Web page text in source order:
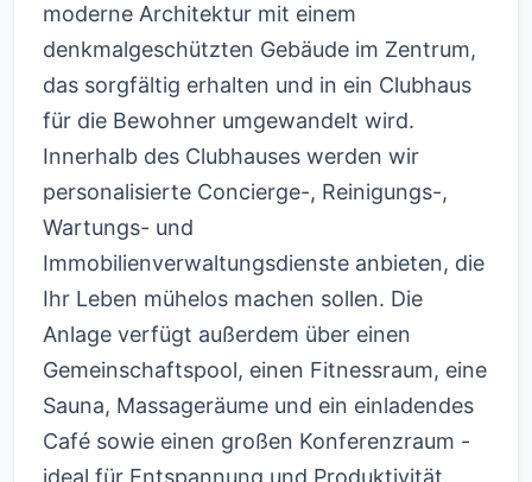
moderne Architektur mit einem
denkmalgeschützten Gebäude im Zentrum,
das sorgfältig erhalten und in ein Clubhaus
für die Bewohner umgewandelt wird.
Innerhalb des Clubhauses werden wir
personalisierte Concierge-, Reinigungs-,
Wartungs- und
Immobilienverwaltungsdienste anbieten, die
Ihr Leben mühelos machen sollen. Die
Anlage verfügt außerdem über einen
Gemeinschaftspool, einen Fitnessraum, eine
Sauna, Massageräume und ein einladendes
Café sowie einen großen Konferenzraum -
ideal für Entspannung und Produktivität.